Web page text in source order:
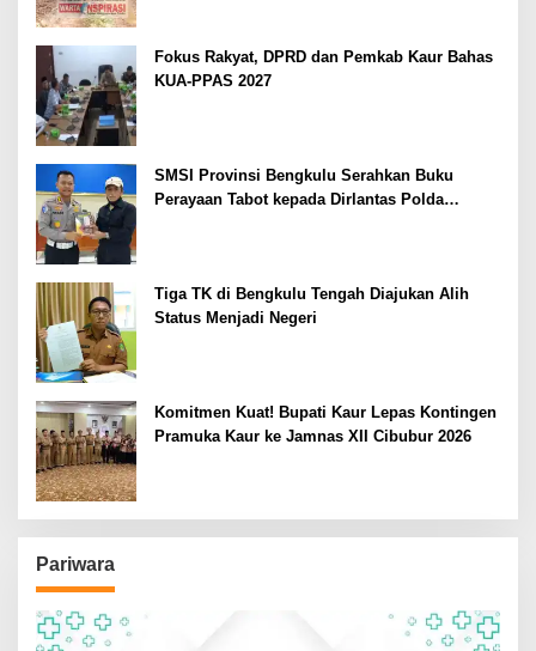
Fokus Rakyat, DPRD dan Pemkab Kaur Bahas
KUA-PPAS 2027
SMSI Provinsi Bengkulu Serahkan Buku
Perayaan Tabot kepada Dirlantas Polda
Tiga TK di Bengkulu Tengah Diajukan Alih
Status Menjadi Negeri
Komitmen Kuat! Bupati Kaur Lepas Kontingen
Pramuka Kaur ke Jamnas XII Cibubur 2026
Pariwara